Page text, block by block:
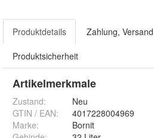
Produktdetails Zahlung,
Produktsicherheit
Artikelmerkmale
Zustand:
Neu
GTIN / EAN:
4017228004969
Marke:
Bornit